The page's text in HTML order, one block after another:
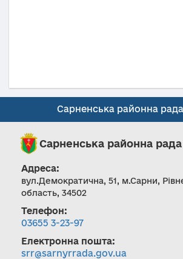
Сарненська районна
Сарненська районна рада
Адреса:
вул.Демократична, 51, м.Сарни,
область, 34502
Телефон:
03655 3-23-97
Електронна пошта:
srr@sarnyrrada.gov.ua